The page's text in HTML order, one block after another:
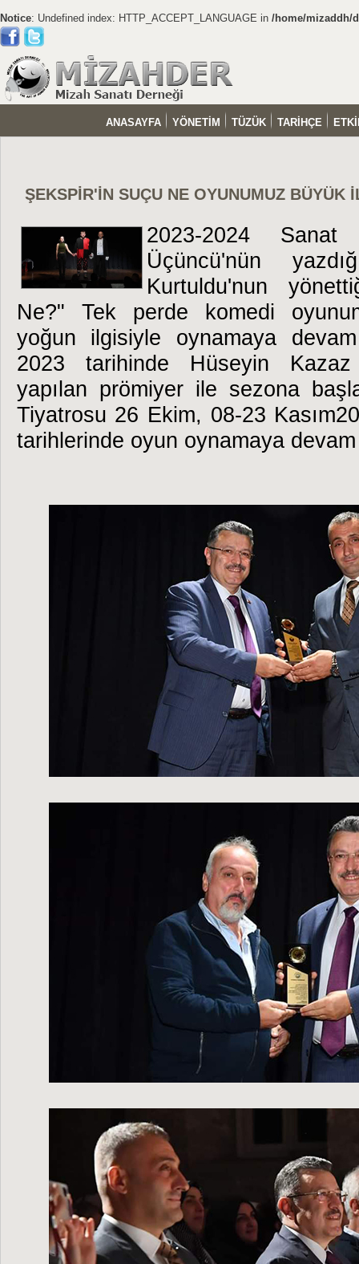
Notice: Undefined index: HTTP_ACCEPT_LANGUAGE in /home/mizaddh/
ANASAYFA YÖNETİM TÜZÜK TARİHÇE
ŞEKSPİR'İN SUÇU NE OYUNUMUZ BÜYÜK
2023-2024
Üçüncü'nün
Kurtuldu'nun
Ne?" Tek perde komedi
yoğun ilgisiyle oynamaya
2023 tarihinde Hüseyin
yapılan prömiyer ile sezona
Tiyatrosu 26 Ekim, 08-23
tarihlerinde oyun oynamaya